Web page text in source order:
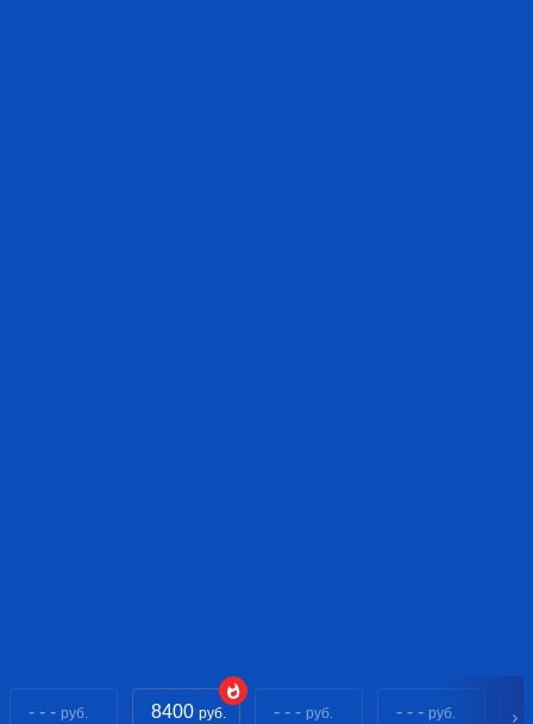
- - - руб. 8400 руб. - - - руб. - - - руб.